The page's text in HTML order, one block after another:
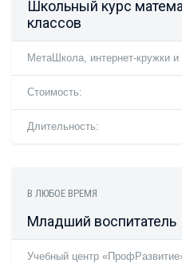
Школьный курс
классов
МетаШкола, интернет-кружки
Стоимость:
Длительность:
В ЛЮБОЕ ВРЕМЯ
Младший воспитатель
Учебный центр